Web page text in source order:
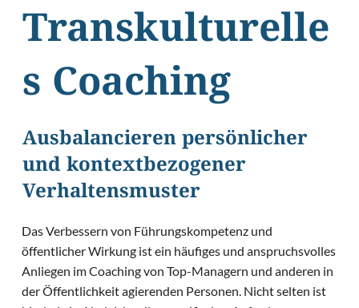
Transkulturelle
s Coaching
Ausbalancieren persönlicher
und kontextbezogener
Verhaltensmuster
Das Verbessern von Führungskompetenz und
öffentlicher Wirkung ist ein häufiges und anspruchsvolles
Anliegen im Coaching von Top-Managern und anderen in
der Öffentlichkeit agierenden Personen. Nicht selten ist